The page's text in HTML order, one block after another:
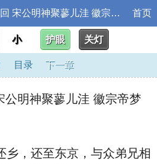
水浒传_第一百二十回 宋公明神聚蓼儿洼 徽宗帝梦游梁山泊 首页
小 护眼 关灯
目录 下一章
明神聚蓼儿洼 徽宗帝梦
，还至东京，与众弟兄相